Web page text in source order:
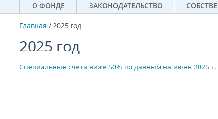
О ФОНДЕ ЗАКОНОДАТЕЛЬСТВО
Главная / 2025 год
2025 год
Специальные счета ниже 50% по данным на июнь 2025 г.